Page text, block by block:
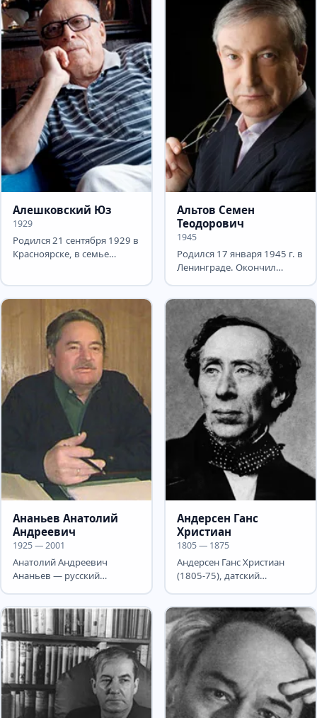
Алешковский Юз
1929
Родился 21 сентября 1929 в
Красноярске, в семье
Альтов Семен
Теодорович
1945
Родился 17 января 1945 г. в
Ленинграде. Окончил
Ананьев Анатолий
Андреевич
1925 — 2001
Анатолий Андреевич
Ананьев — русский
(1984)....
Андерсен Ганс
Христиан
1805 — 1875
Андерсен Ганс Христиан
(1805-75), датский
которых...